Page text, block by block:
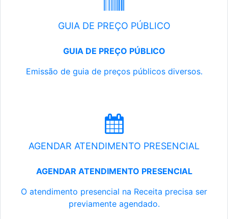
GUIA DE PREÇO PÚBLICO
GUIA DE PREÇO PÚBLICO
Emissão de guia de preços públicos diversos.
AGENDAR ATENDIMENTO PRESENCIAL
AGENDAR ATENDIMENTO PRESENCIAL
O atendimento presencial na Receita precisa ser
previamente agendado.